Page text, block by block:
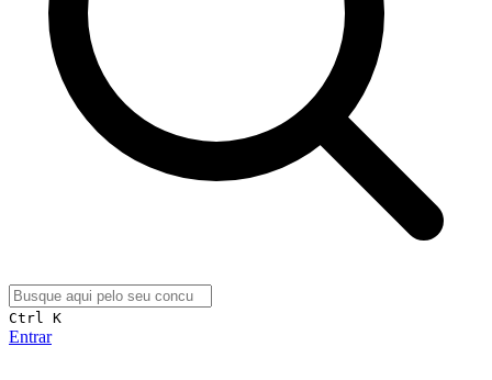
Ctrl K
Entrar